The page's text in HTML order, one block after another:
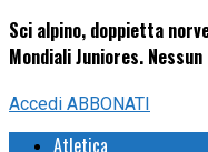
Sci alpino, doppietta
Mondiali Juniores.
Accedi ABBONATI
Atletica